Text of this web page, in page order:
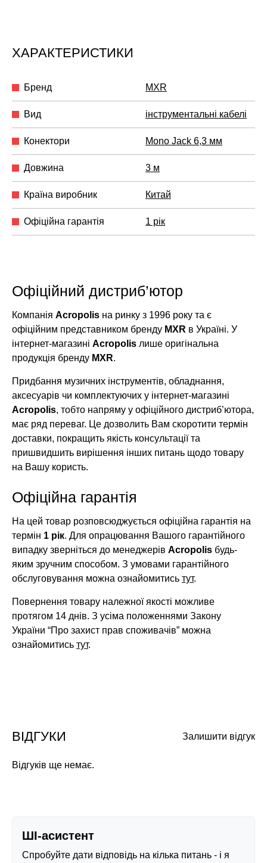
ХАРАКТЕРИСТИКИ
Бренд MXR
Вид інструментальні кабелі
Конектори Mono Jack 6,3 мм
Довжина 3 м
Країна виробник Китай
Офіційна гарантія 1 рік
Офіційний дистриб’ютор
Компанія Acropolis на ринку з 1996 року та є
офіційним представником бренду MXR в Україні. У
інтернет-магазині Acropolis лише оригінальна
продукція бренду MXR.
Придбання музичних інструментів, обладнання,
аксесуарів чи комплектуючих у інтернет-магазині
Acropolis, тобто напряму у офіційного дистриб’ютора,
має ряд переваг. Це дозволить Вам скоротити термін
доставки, покращить якість консультації та
пришвидшить вирішення інших питань щодо товару
на Вашу користь.
Офіційна гарантія
На цей товар розповсюджується офіційна гарантія на
термін 1 рік. Для опрацювання Вашого гарантійного
випадку зверніться до менеджерів Acropolis будь-
яким зручним способом. З умовами гарантійного
обслуговування можна ознайомитись тут.
Повернення товару належної якості можливе
протягом 14 днів. З усіма положеннями Закону
України “Про захист прав споживачів” можна
ознайомитись тут.
Залишити відгук
ВІДГУКИ
Відгуків ще немає.
ШІ-асистент
Спробуйте дати відповідь на кілька питань - і я